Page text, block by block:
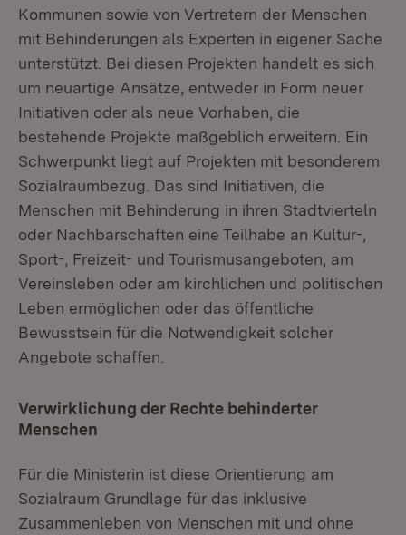
Kommunen sowie von Vertretern der Menschen
mit Behinderungen als Experten in eigener Sache
unterstützt. Bei diesen Projekten handelt es sich
um neuartige Ansätze, entweder in Form neuer
Initiativen oder als neue Vorhaben, die
bestehende Projekte maßgeblich erweitern. Ein
Schwerpunkt liegt auf Projekten mit besonderem
Sozialraumbezug. Das sind Initiativen, die
Menschen mit Behinderung in ihren Stadtvierteln
oder Nachbarschaften eine Teilhabe an Kultur-,
Sport-, Freizeit- und Tourismusangeboten, am
Vereinsleben oder am kirchlichen und politischen
Leben ermöglichen oder das öffentliche
Bewusstsein für die Notwendigkeit solcher
Angebote schaffen.
Verwirklichung der Rechte behinderter
Menschen
Für die Ministerin ist diese Orientierung am
Sozialraum Grundlage für das inklusive
Zusammenleben von Menschen mit und ohne